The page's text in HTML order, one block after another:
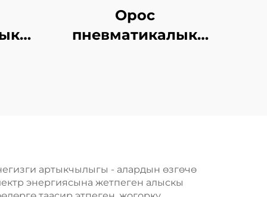
Орос
пневматикалык
артыкчылыгы - алардын өзгөчө
энергиясына жетпеген алыскы